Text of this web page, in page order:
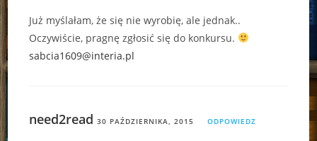
Już myślałam, że się nie wyrobię, ale jednak..
Oczywiście, pragnę zgłosić się do konkursu.
sabcia1609@interia.pl
need2read 30 PAŹDZIERNIKA, 2015 ODPOWIEDZ